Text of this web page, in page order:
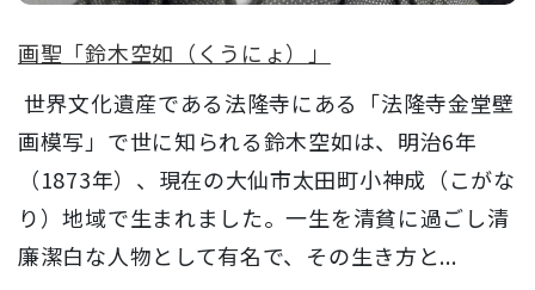
画聖「鈴木空如（くうにょ）」
世界文化遺産である法隆寺にある「法隆寺金堂壁
画模写」で世に知られる鈴木空如は、明治6年
（1873年）、現在の大仙市太田町小神成（こがな
り）地域で生まれました。一生を清貧に過ごし清
廉潔白な人物として有名で、その生き方と...